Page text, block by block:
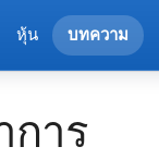
หุ้น บทความ
การ